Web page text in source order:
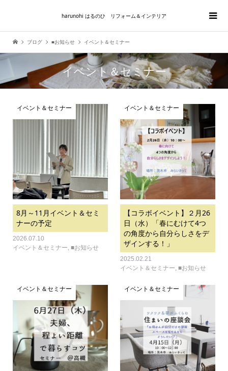
harunohi はるのひ リフォーム＆インテリア
ブログ ■お知らせ イベント＆セミナー
イベント＆セミナー
イベント＆セミナー
8月～11月イベント＆セミ
ナーの予定
2026.07.10
イベント＆セミナー ■お知らせ
イベント＆セミナー
【コラボイベント】２月26
日（水）「春にむけて4つ
の角度から自分らしさをデ
ザインする！」
2025.02.21
イベント＆セミナー ,■お知らせ
イベント＆セミナー イベント＆セミナー